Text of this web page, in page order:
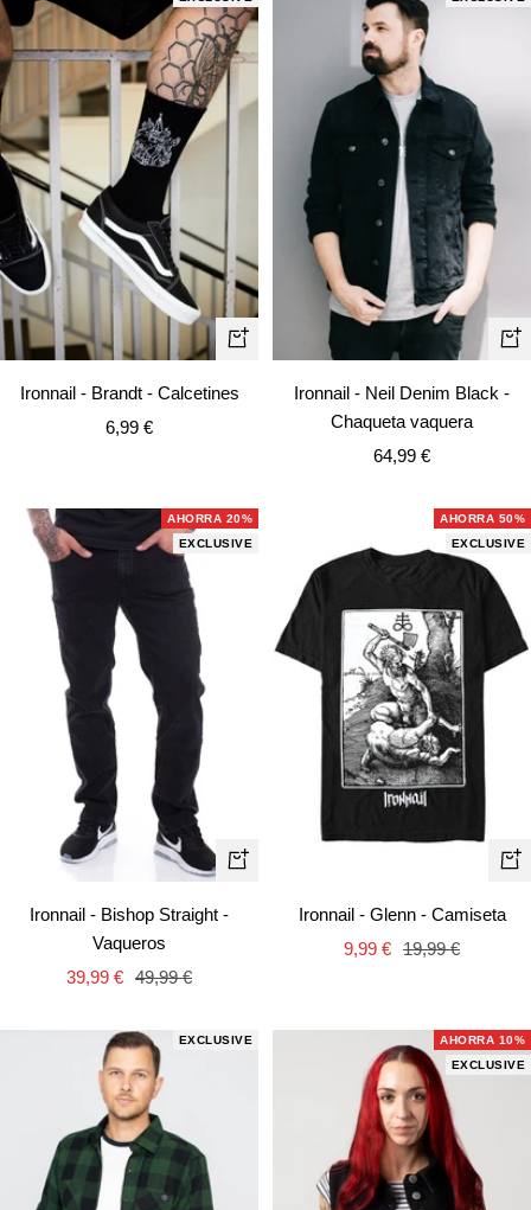
Vista
Ironnail - Brandt - Calcetines
Precio
6,99 €
Ironnail - Neil Denim Black -
Chaqueta vaquera
Precio
64,99 €
AHORRA 20%
EXCLUSIVE
Vista
Ironnail - Bishop Straight -
Vaqueros
Precio
venta
39,99 € Precio
49,99 €
AHORRA 50%
EXCLUSIVE
Ironnail - Glenn - Camiseta
Precio
9,99 € Precio
19,99 €
EXCLUSIVE
AHORRA 10%
EXCLUSIVE